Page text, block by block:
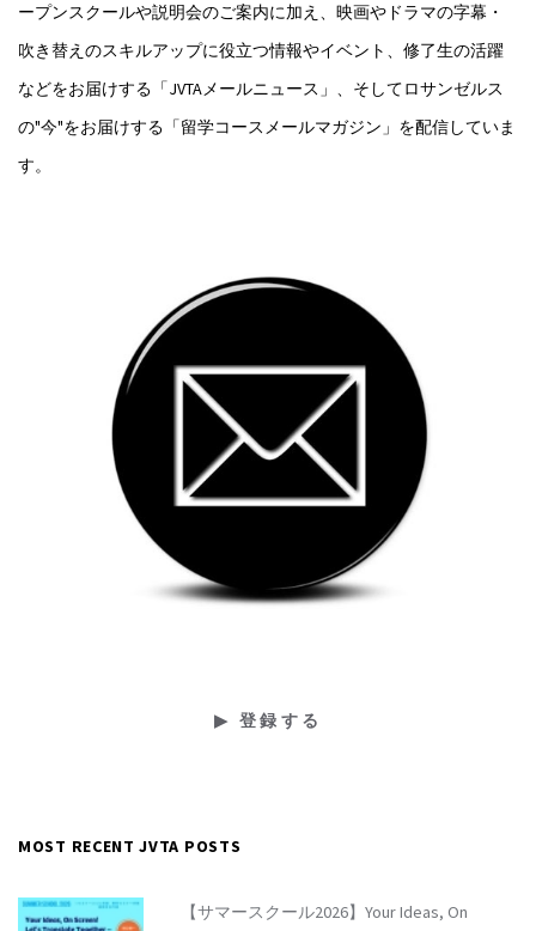
ープンスクールや説明会のご案内に加え、映画やドラマの字幕・
吹き替えのスキルアップに役立つ情報やイベント、修了生の活躍
などをお届けする「JVTAメールニュース」、そしてロサンゼルス
の"今"をお届けする「留学コースメールマガジン」を配信していま
す。
MOST RECENT JVTA POSTS
【サマースクール2026】Your Ideas, On